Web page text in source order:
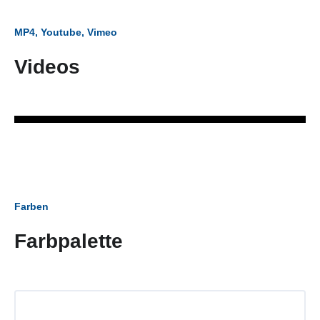
MP4, Youtube, Vimeo
Videos
Farben
Farbpalette